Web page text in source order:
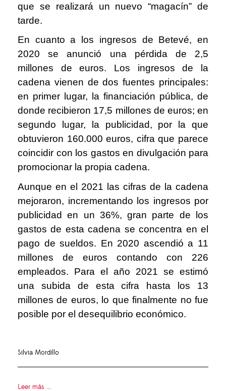
que se realizará un nuevo “magacín” de
tarde.
En cuanto a los ingresos de Betevé, en
2020 se anunció una pérdida de 2,5
millones de euros. Los ingresos de la
cadena vienen de dos fuentes principales:
en primer lugar, la financiación pública, de
donde recibieron 17,5 millones de euros; en
segundo lugar, la publicidad, por la que
obtuvieron 160.000 euros, cifra que parece
coincidir con los gastos en divulgación para
promocionar la propia cadena.
Aunque en el 2021 las cifras de la cadena
mejoraron, incrementando los ingresos por
publicidad en un 36%, gran parte de los
gastos de esta cadena se concentra en el
pago de sueldos. En 2020 ascendió a 11
millones de euros contando con 226
empleados. Para el año 2021 se estimó
una subida de esta cifra hasta los 13
millones de euros, lo que finalmente no fue
posible por el desequilibrio económico.
Silvia Mordillo
Leer más ...